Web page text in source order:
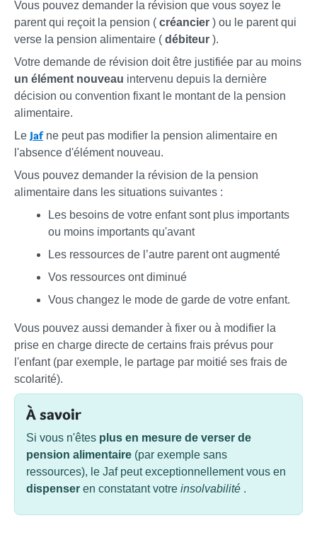
Vous pouvez demander la révision que vous soyez le
parent qui reçoit la pension ( créancier ) ou le parent qui
verse la pension alimentaire ( débiteur ).
Votre demande de révision doit être justifiée par au moins
un élément nouveau intervenu depuis la dernière
décision ou convention fixant le montant de la pension
alimentaire.
Le Jaf ne peut pas modifier la pension alimentaire en
l'absence d'élément nouveau.
Vous pouvez demander la révision de la pension
alimentaire dans les situations suivantes :
Les besoins de votre enfant sont plus importants
ou moins importants qu'avant
Les ressources de l’autre parent ont augmenté
Vos ressources ont diminué
Vous changez le mode de garde de votre enfant.
Vous pouvez aussi demander à fixer ou à modifier la
prise en charge directe de certains frais prévus pour
l'enfant (par exemple, le partage par moitié ses frais de
scolarité).
À savoir
Si vous n'êtes plus en mesure de verser de
pension alimentaire (par exemple sans
ressources), le Jaf peut exceptionnellement vous en
dispenser en constatant votre insolvabilité .